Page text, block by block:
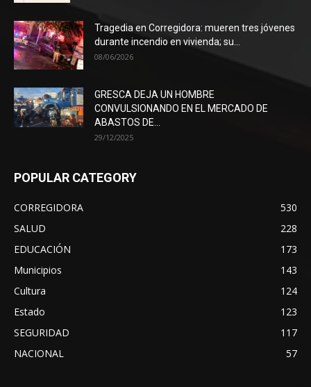
Tragedia en Corregidora: mueren tres jóvenes
durante incendio en vivienda; su...
08/06/2026
GRESCA DEJA UN HOMBRE
CONVULSIONANDO EN EL MERCADO DE
ABASTOS DE...
29/12/2025
POPULAR CATEGORY
CORREGIDORA
530
SALUD
228
EDUCACIÓN
173
Municipios
143
Cultura
124
Estado
123
SEGURIDAD
117
NACIONAL
57